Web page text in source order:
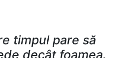
timpul pare să
decât foamea.